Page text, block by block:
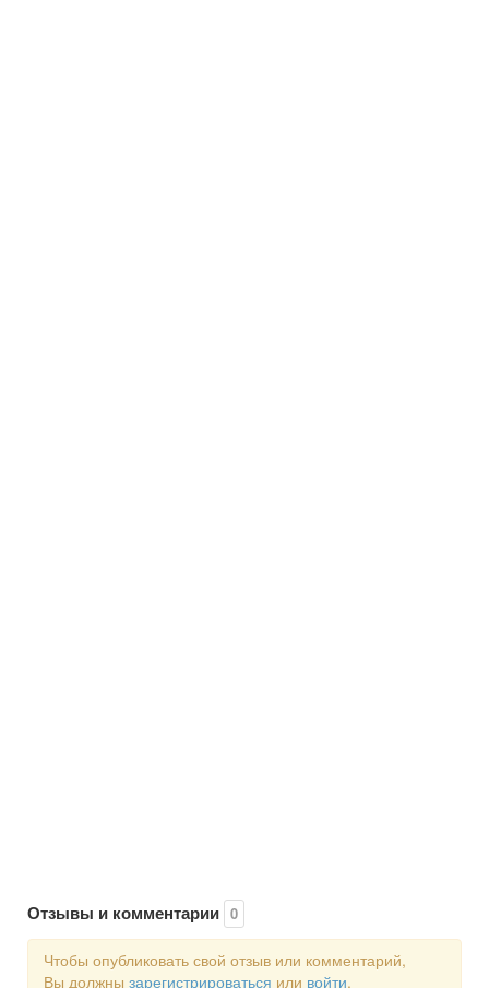
Отзывы и комментарии 0
Чтобы опубликовать свой отзыв или комментарий,
Вы должны зарегистрироваться или войти.